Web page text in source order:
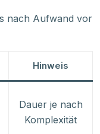
nach Aufwand vor
Hinweis
Dauer je nach
Komplexität